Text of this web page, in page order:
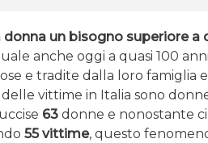
donna un bisogno superiore a
anche oggi a quasi 100
e tradite dalla loro famiglia
vittime in Italia sono donne
63 donne e nonostante
55 vittime, questo